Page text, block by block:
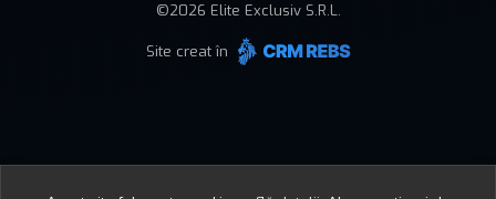
©2026 Elite Exclusiv S.R.L.
Site creat în